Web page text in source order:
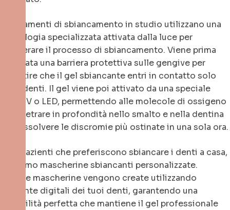
I trattamenti di sbiancamento in studio utilizzano una
tecnologia specializzata attivata dalla luce per
accelerare il processo di sbiancamento. Viene prima
applicata una barriera protettiva sulle gengive per
garantire che il gel sbiancante entri in contatto solo
con i denti. Il gel viene poi attivato da una speciale
luce UV o LED, permettendo alle molecole di ossigeno
di penetrare in profondità nello smalto e nella dentina
per dissolvere le discromie più ostinate in una sola ora.
Per i pazienti che preferiscono sbiancare i denti a casa,
forniamo mascherine sbiancanti personalizzate.
Queste mascherine vengono create utilizzando
impronte digitali dei tuoi denti, garantendo una
vestibilità perfetta che mantiene il gel professionale